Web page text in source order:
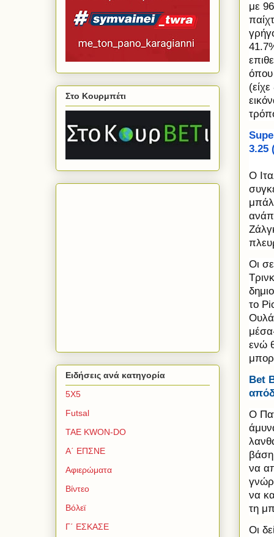
με
όπου
3.25
Ο
Οι
το
ενώ
Bet
Ο
βάση
να
να
τη
Οι
Στο Κουρμπέτι
Ειδήσεις ανά κατηγορία
5Χ5
Futsal
TAE KWON-DO
Α΄ ΕΠΣΝΕ
Αφιερώματα
Βίντεο
Βόλεϊ
Γ΄ ΕΣΚΑΣΕ